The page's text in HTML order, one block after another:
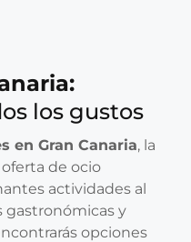
los gustos
en Gran Canaria, la
de ocio
actividades al
gastronómicas y
opciones